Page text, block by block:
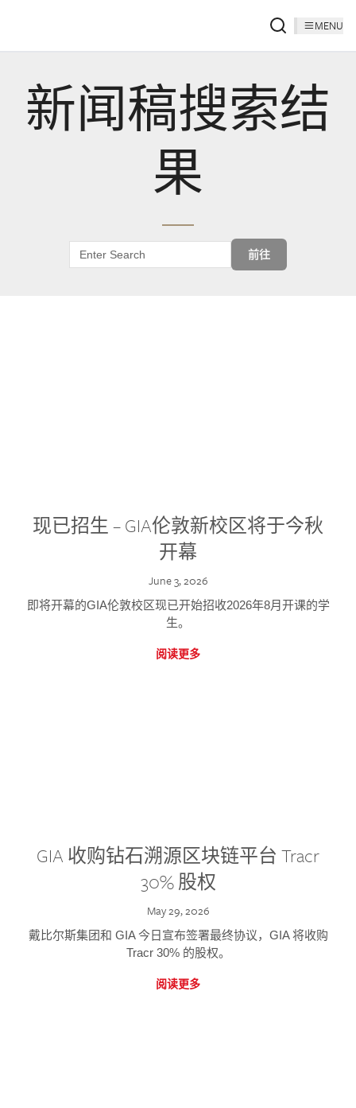
MENU
新闻稿搜索结
果
前往
现已招生 – GIA伦敦新校区将于今秋
开幕
June 3, 2026
即将开幕的GIA伦敦校区现已开始招收2026年8月开课的学
生。
阅读更多
GIA 收购钻石溯源区块链平台 Tracr
30% 股权
May 29, 2026
戴比尔斯集团和 GIA 今日宣布签署最终协议，GIA 将收购
Tracr 30% 的股权。
阅读更多